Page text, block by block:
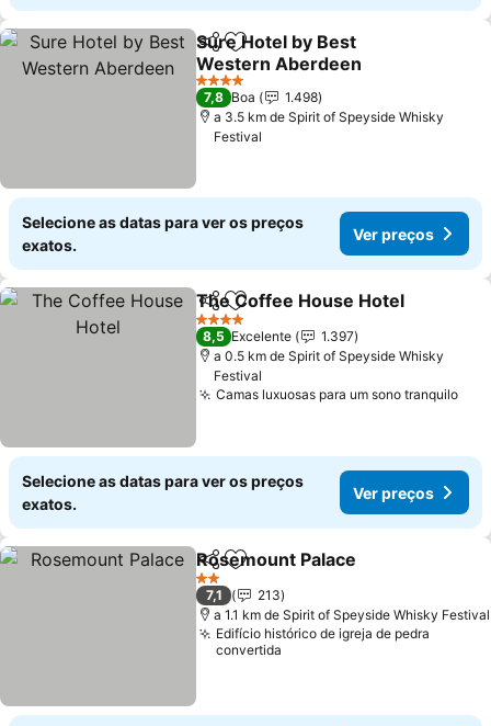
PartilharAdicionar aos favoritos
Sure Hotel by Best
Western Aberdeen
Ver preços
4 Estrelas
7,8 Boa
1.498
a 3.5 km de Spirit of Speyside Whisky
Festival
Selecione as datas para ver os preços
exatos.
Ver preços
PartilharAdicionar aos favoritos
The Coffee House Hotel
4 Estrelas
8,5 Excelente
1.397
a 0.5 km de Spirit of Speyside Whisky
Festival
Camas luxuosas para um sono tranquiloVer
Selecione as datas para ver os preços
exatos.
Ver preços
PartilharAdicionar aos favoritos
Rosemount Palace
2 Estrelas
7,1
213
a 1.1 km de Spirit of Speyside Whisky Festival
Edifício histórico de igreja de pedra
convertida